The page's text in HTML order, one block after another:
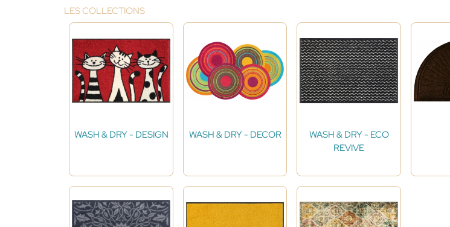
LES COLLECTIONS
WASH & DRY - DESIGN WASH & DRY - DECOR
WASH & DRY - ECO
REVIVE